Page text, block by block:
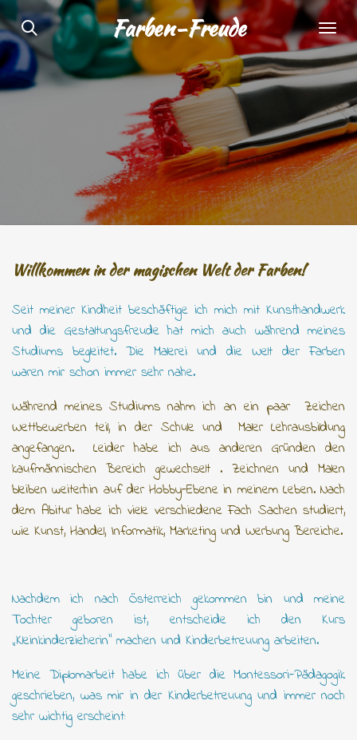
Zum
Hauptinhalt
springen
Farben-Freude
Willkommen in der magischen Welt der Farben!
Seit meiner Kindheit beschäftige ich mich mit Kunsthandwerk
und die Gestaltungsfreude hat mich auch während meines
Studiums begleitet. Die Malerei und die Welt der Farben
waren mir schon immer sehr nahe.
Während meines Studiums nahm ich an ein paar Zeichen
Wettbewerben teil, in der Schule und Maler Lehrausbildung
angefangen. Leider habe ich aus anderen Gründen den
kaufmännischen Bereich gewechselt . Zeichnen und Malen
bleiben weiterhin auf der Hobby-Ebene in meinem Leben. Nach
dem Abitur habe ich viele verschiedene Fach Sachen studiert,
wie Kunst, Handel, Informatik, Marketing und Werbung Bereiche.
Nachdem ich nach Österreich gekommen bin und meine
Tochter geboren ist, entscheide ich den Kurs
„Kleinkinderzieherin“ machen und Kinderbetreuung arbeiten.
Meine Diplomarbeit habe ich über die Montessori-Pädagogik
geschrieben, was mir in der Kinderbetreuung und immer noch
sehr wichtig erscheint: